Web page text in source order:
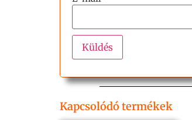
Kapcsolódó termékek